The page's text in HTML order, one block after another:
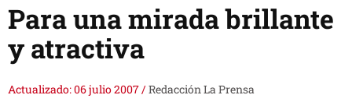
Para una mirada brillante
y atractiva
Actualizado: 06 julio 2007/Redacción La Prensa